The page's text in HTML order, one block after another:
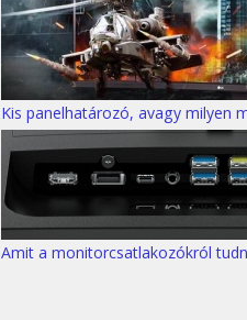
Kis panelhatározó, avagy milyen
Amit a monitorcsatlakozókról